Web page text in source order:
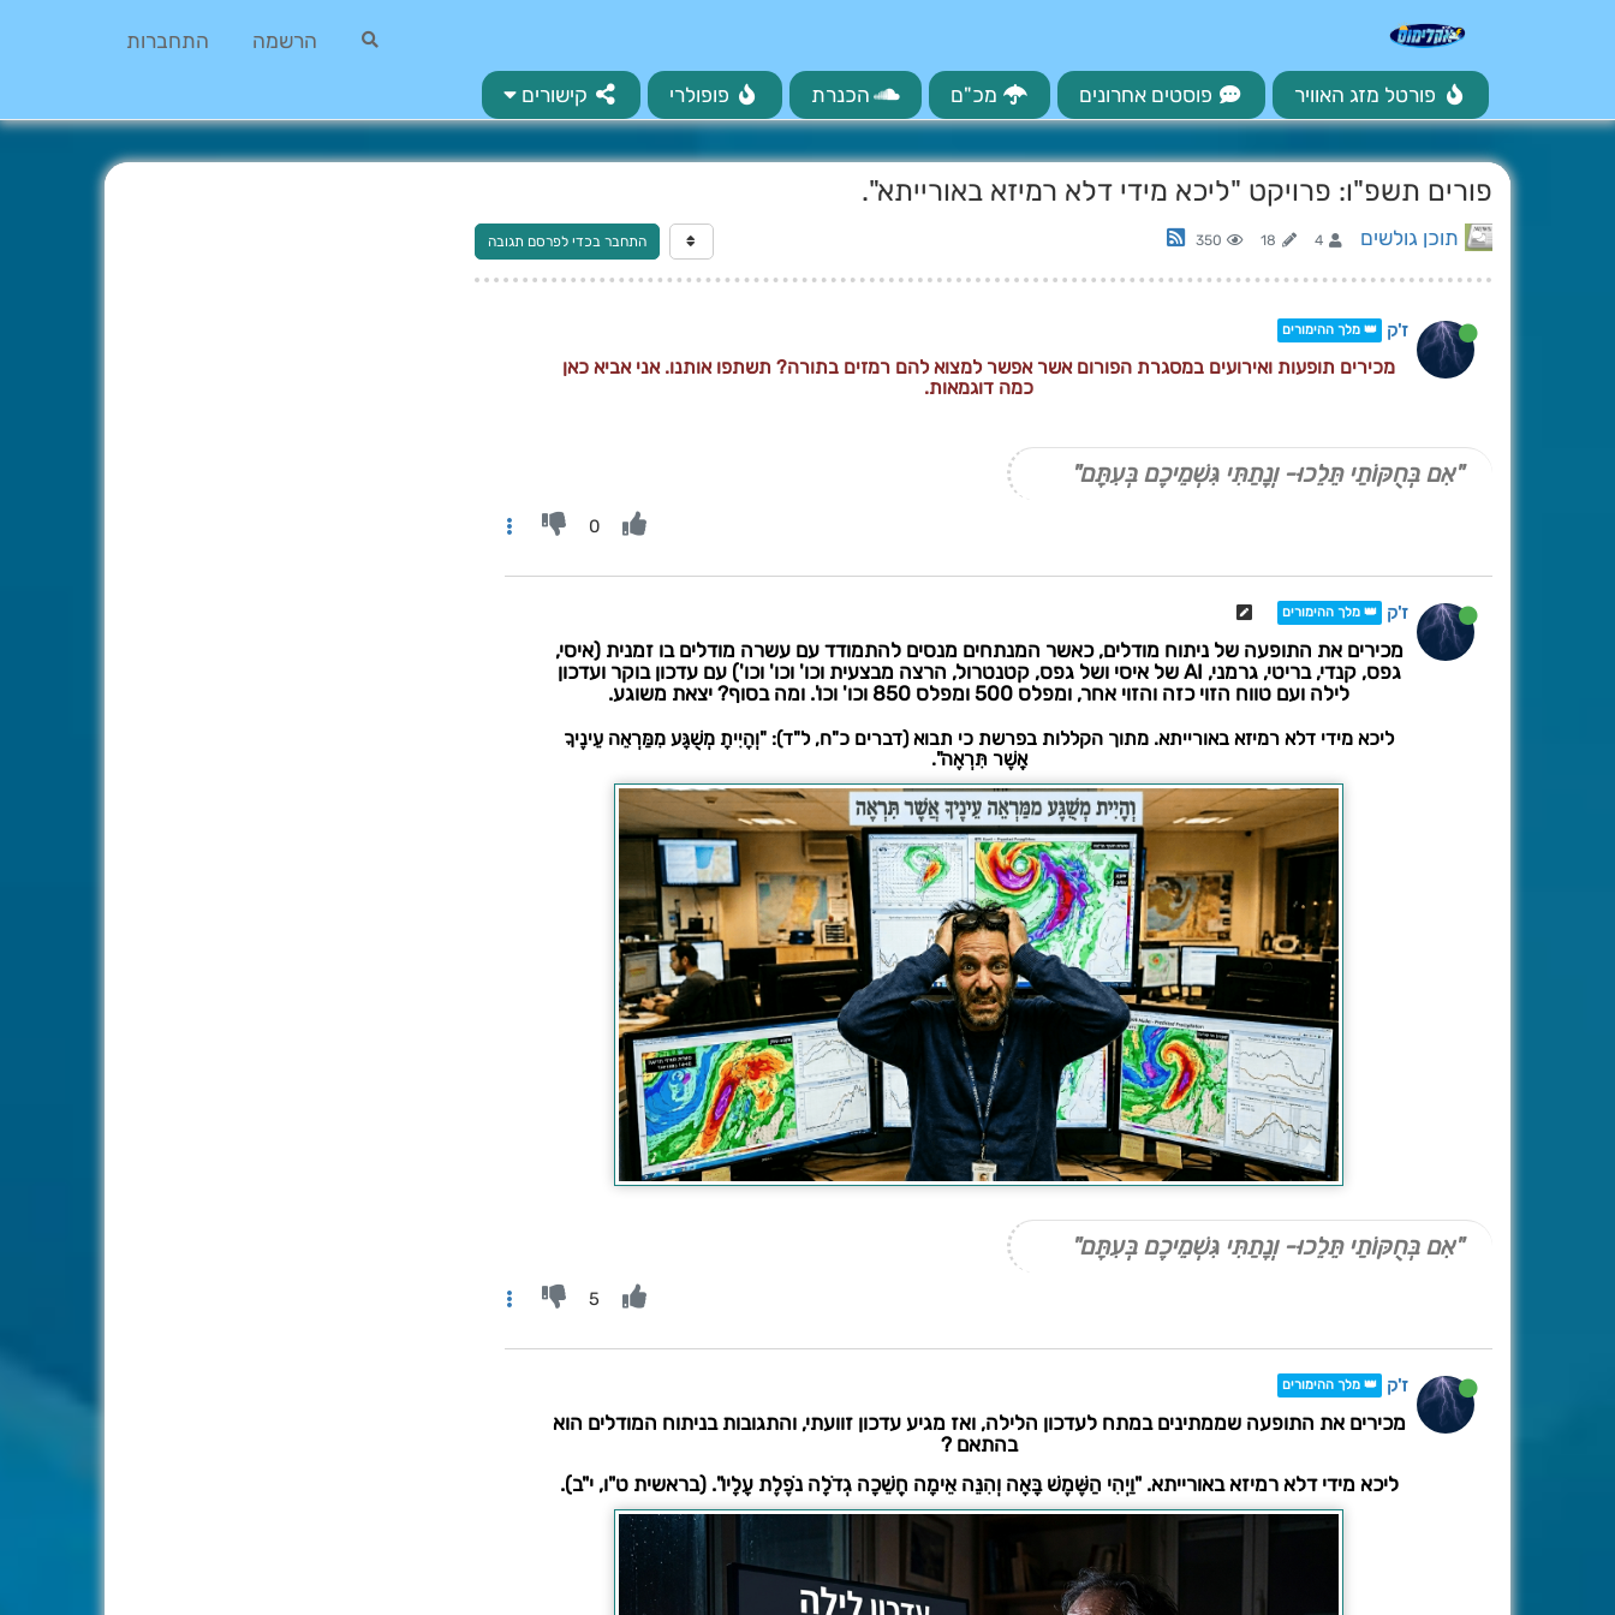
הרשמה התחברות
פורטל מזג האוויר פוסטים אחרונים מכ"ם הכנרת פופולרי קישורים
פורים תשפ"ו: פרויקט "ליכא מידי דלא רמיזא באורייתא".
תוכן גולשים 4
18
350 התחבר בכדי לפרסם תגובה
ז'ק 👑 מלך ההימורים
מכירים תופעות ואירועים במסגרת הפורום אשר אפשר למצוא להם רמזים בתורה? תשתפו אותנו. אני אביא כאן
כמה דוגמאות.
"אִם בְּחֻקּוֹתַי תֵּלֵכוּ- וְנָתַתִּי גִּשְׁמֵיכֶם בְּעִתָּם"
0
ז'ק 👑 מלך ההימורים
מכירים את התופעה של ניתוח מודלים, כאשר המנתחים מנסים להתמודד עם עשרה מודלים בו זמנית (איסי,
גפס, קנדי, בריטי, גרמני, AI של איסי ושל גפס, קטנטרול, הרצה מבצעית וכו' וכו' וכו') עם עדכון בוקר ועדכון
לילה ועם טווח הזוי כזה והזוי אחר, ומפלס 500 ומפלס 850 וכו' וכו'. ומה בסוף? יצאת משוגע.
ליכא מידי דלא רמיזא באורייתא. מתוך הקללות בפרשת כי תבוא (דברים כ"ח, ל"ד): "וְהָיִיתָ מְשֻׁגָּע מִמַּרְאֵה עֵינֶיךָ
אֲשֶׁר תִּרְאֶה".
"אִם בְּחֻקּוֹתַי תֵּלֵכוּ- וְנָתַתִּי גִּשְׁמֵיכֶם בְּעִתָּם"
5
ז'ק 👑 מלך ההימורים
מכירים את התופעה שממתינים במתח לעדכון הלילה, ואז מגיע עדכון זוועתי, והתגובות בניתוח המודלים הוא
בהתאם ?
ליכא מידי דלא רמיזא באורייתא. "וַיְהִי הַשֶּׁמֶשׁ בָּאָה וְהִנֵּה אֵימָה חֲשֵׁכָה גְדֹלָה נֹפֶלֶת עָלָיו". (בראשית ט"ו, י"ב).